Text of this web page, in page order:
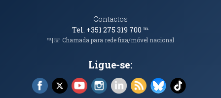
Contactos
Tel. +351 275 319 700℡
℡|☏ Chamada para rede fixa/móvel nacional
Ligue-se:
Facebook (abre em nova janela)
X (abre em nova janela)
YouTube (abre em nova janela)
Instagram (abre em nova janela)
LinkedIn (abre em nova
RSS (abre em nova
Bluesky (abre
TikTok